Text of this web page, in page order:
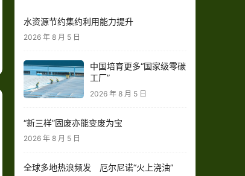
水资源节约集约利用能力提升
2026 年 8 月 5 日
中国培育更多“国家级零碳
工厂”
2026 年 8 月 5 日
“新三样”固废亦能变废为宝
2026 年 8 月 5 日
全球多地热浪频发 厄尔尼诺“火上浇油”